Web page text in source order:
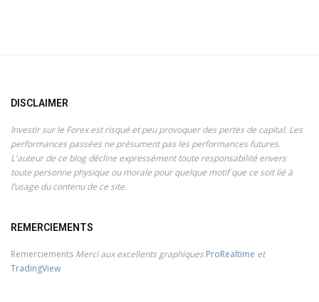
DISCLAIMER
Investir sur le Forex est risqué et peu provoquer des pertes de capital. Les
performances passées ne présument pas les performances futures.
L'auteur de ce blog décline expressément toute responsabilité envers
toute personne physique ou morale pour quelque motif que ce soit lié à
l’usage du contenu de ce site.
REMERCIEMENTS
Remerciements Merci aux excellents graphiques ProRealtime et
TradingView